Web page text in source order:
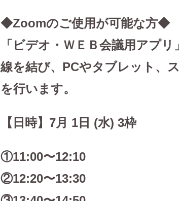
◆Zoomのご使用が可能な方◆
「ビデオ・ＷＥＢ会議用アプ
線を結び、PCやタブレット、
を行います。
【日時】7月 1日 (水) 3枠
①11:00〜12:10
②12:20〜13:30